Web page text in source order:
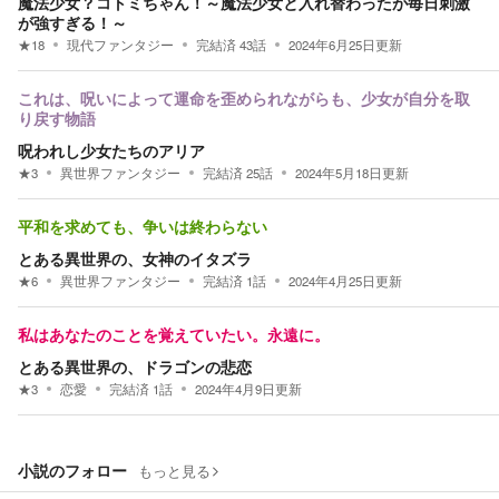
が強すぎる！～
★18 現代ファンタジー 完結済43話 2024年6月25日更新
これは、呪いによって運命を歪められながらも、少女が自分を取
り戻す物語
呪われし少女たちのアリア
★3 異世界ファンタジー 完結済25話 2024年5月18日更新
平和を求めても、争いは終わらない
とある異世界の、女神のイタズラ
★6 異世界ファンタジー 完結済 1話 2024年4月25日更新
私はあなたのことを覚えていたい。永遠に。
とある異世界の、ドラゴンの悲恋
★3 恋愛 完結済 1話 2024年4月9日更新
小説のフォロー もっと見る